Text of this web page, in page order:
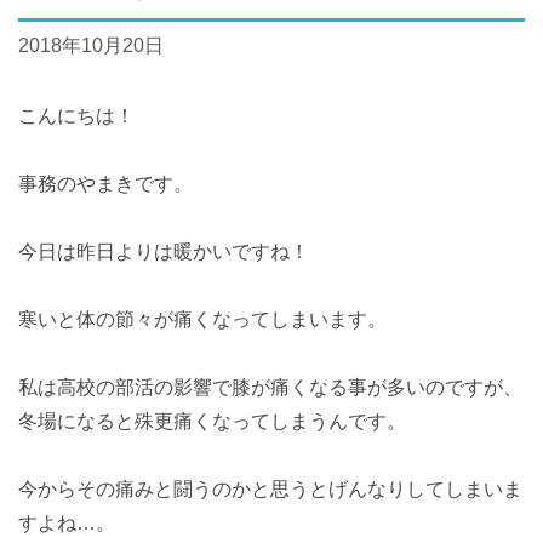
2018年10月20日
こんにちは！
事務のやまきです。
今日は昨日よりは暖かいですね！
寒いと体の節々が痛くなってしまいます。
私は高校の部活の影響で膝が痛くなる事が多いのですが、
冬場になると殊更痛くなってしまうんです。
今からその痛みと闘うのかと思うとげんなりしてしまいま
すよね…。